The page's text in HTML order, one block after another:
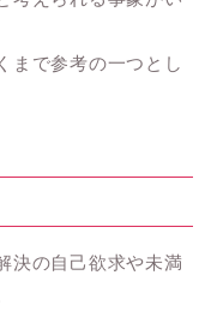
まで参考の一つとし
決の自己欲求や未満